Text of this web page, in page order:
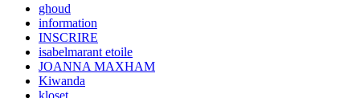
ghoud
information
INSCRIRE
isabelmarant etoile
JOANNA MAXHAM
Kiwanda
kloset